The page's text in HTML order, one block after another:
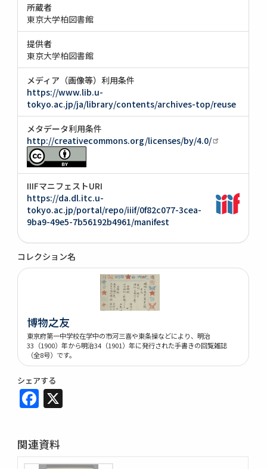
所蔵者
東京大学柏図書館
提供者
東京大学柏図書館
メディア（画像等）利用条件
https://www.lib.u-
tokyo.ac.jp/ja/library/contents/archives-top/reuse
メタデータ利用条件
http://creativecommons.org/licenses/by/4.0/
IIIFマニフェストURI
https://da.dl.itc.u-
tokyo.ac.jp/portal/repo/iiif/0f82c077-3cea-
9ba9-49e5-7b56192b4961/manifest
コレクション名
博物之友
東京府第一中学校在学中の市河三喜や東条操などにより、明治
33（1900）年から明治34（1901）年に発行された手書きの回覧雑誌
（全8号）です。
シェアする
Facebook
関連資料